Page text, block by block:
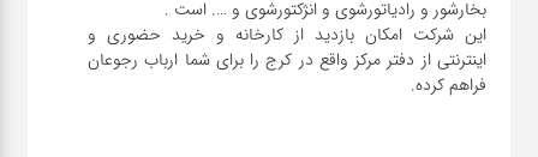
این شرکت امکان بازدید از کارخانه و خرید حضوری و
اینترنتی از دفتر مرکز واقع در کرج را برای شما ارباب رجوعان
فراهم کرده.